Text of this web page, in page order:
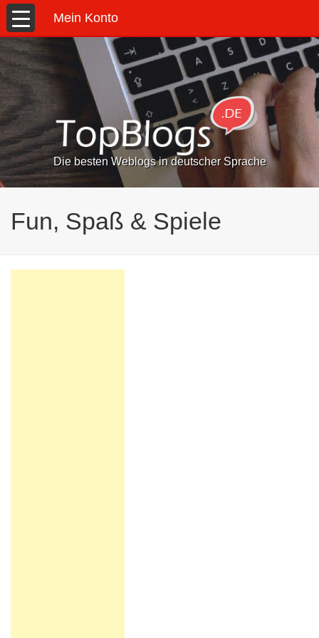
Mein Konto
Die besten Weblogs in deutscher Sprache
Fun, Spaß & Spiele